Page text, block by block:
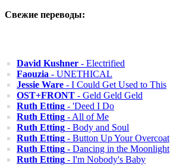
Свежие переводы:
David Kushner - Electrified
Faouzia - UNETHICAL
Jessie Ware - I Could Get Used to This
OST+FRONT - Geld Geld Geld
Ruth Etting - 'Deed I Do
Ruth Etting - All of Me
Ruth Etting - Body and Soul
Ruth Etting - Button Up Your Overcoat
Ruth Etting - Dancing in the Moonlight
Ruth Etting - I'm Nobody's Baby